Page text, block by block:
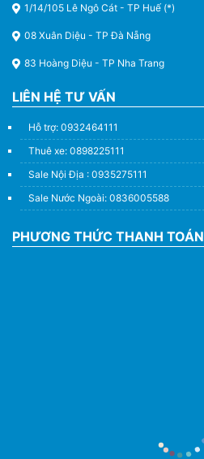
1/14/105 Lê Ngô Cát - TP Huế (*)
08 Xuân Diệu - TP Đà Nẵng
83 Hoàng Diệu - TP Nha Trang
LIÊN HỆ TƯ VẤN
Hỗ trợ: 0932464111
Thuê xe: 0898225111
Sale Nội Địa : 0935275111
Sale Nước Ngoài: 0836005588
PHƯƠNG THỨC THANH TOÁN